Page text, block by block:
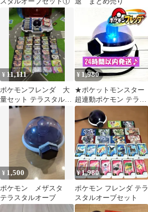
¥ 11,111
ポケモンフレンダ 大
量セット テラスタルオ
ーブ ケース付き
¥ 1,980
★ポケットモンスター
超連動ポケモン テラス
タルオーブポケモンフ
レンダ電池交換済
¥ 1,500
ポケモン メザスタ
テラスタルオーブ
¥1,980
ポケモン フレンダ テラ
スタルオーブセット